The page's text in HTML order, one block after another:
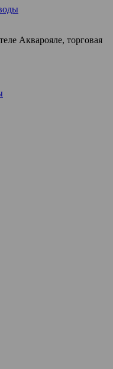
Акварояле, торговая